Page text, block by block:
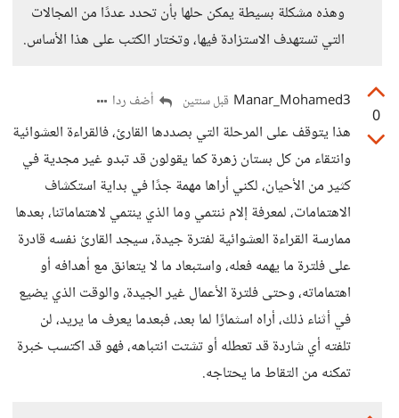
وهذه مشكلة بسيطة يمكن حلها بأن تحدد عددًا من المجالات
التي تستهدف الاستزادة فيها، وتختار الكتب على هذا الأساس.
0
Manar_Mohamed3 قبل سنتين أضف ردا
هذا يتوقف على المرحلة التي بصددها القارئ، فالقراءة العشوائية
وانتقاء من كل بستان زهرة كما يقولون قد تبدو غير مجدية في
كثير من الأحيان، لكني أراها مهمة جدًا في بداية استكشاف
الاهتمامات، لمعرفة إلام ننتمي وما الذي ينتمي لاهتماماتنا، بعدها
ممارسة القراءة العشوائية لفترة جيدة، سيجد القارئ نفسه قادرة
على فلترة ما يهمه فعله، واستبعاد ما لا يتعانق مع أهدافه أو
اهتماماته، وحتى فلترة الأعمال غير الجيدة، والوقت الذي يضيع
في أثناء ذلك، أراه اسثمارًا لما بعد، فبعدما يعرف ما يريد، لن
تلفته أي شاردة قد تعطله أو تشتت انتباهه، فهو قد اكتسب خبرة
تمكنه من التقاط ما يحتاجه.